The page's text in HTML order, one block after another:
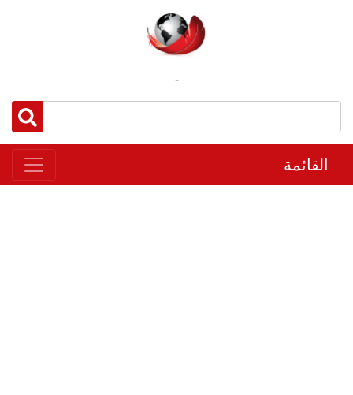
-
القائمة